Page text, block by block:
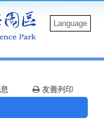
Language
友善列印